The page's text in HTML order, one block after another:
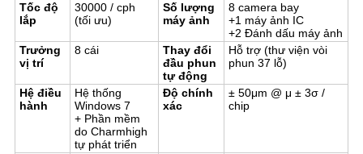
Tốc độ
lắp
30000 / cph
(tối ưu)
Số lượng
máy ảnh
8 camera bay
+1 máy ảnh IC
+2 Đánh dấu máy ảnh
Trưởng
vị trí
8 cái
Thay đổi
đầu phun
tự động
Hỗ trợ (thư viện vòi
phun 37 lỗ)
Hệ điều
hành
Hệ thống
Windows 7
+ Phần mềm
do Charmhigh
tự phát triển
Độ chính
xác
± 50μm @ μ ± 3σ /
chip